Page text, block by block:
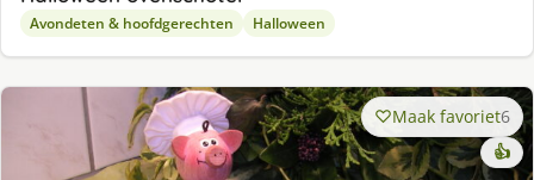
Avondeten & hoofdgerechten Halloween
Maak favoriet6
👍